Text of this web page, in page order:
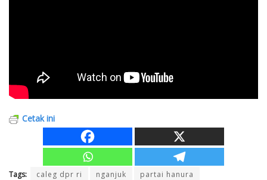
Cetak ini
Tags: caleg dpr ri nganjuk
partai hanura